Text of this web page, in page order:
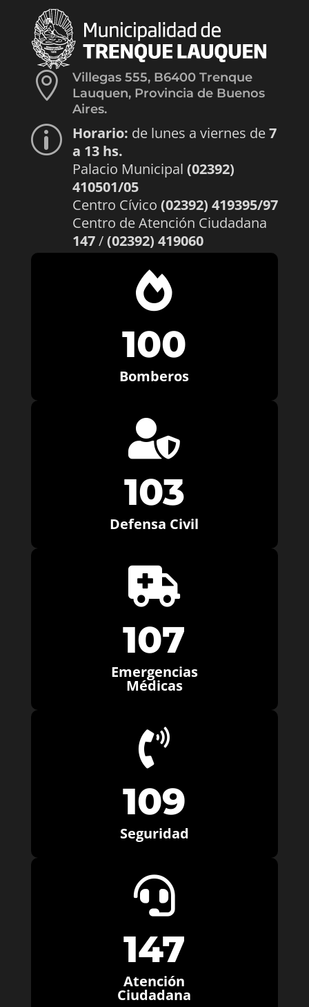

Villegas 555, B6400 Trenque
Lauquen, Provincia de Buenos
Aires.
p Horario: de lunes a viernes de7
a 13 hs.
Palacio Municipal (02392)
410501/05
Centro Cívico (02392) 419395/97
Centro de Atención Ciudadana
147/(02392) 419060

100
Bomberos

103
Defensa Civil

107
Emergencias
Médicas

109
Seguridad

147
Atención
Ciudadana